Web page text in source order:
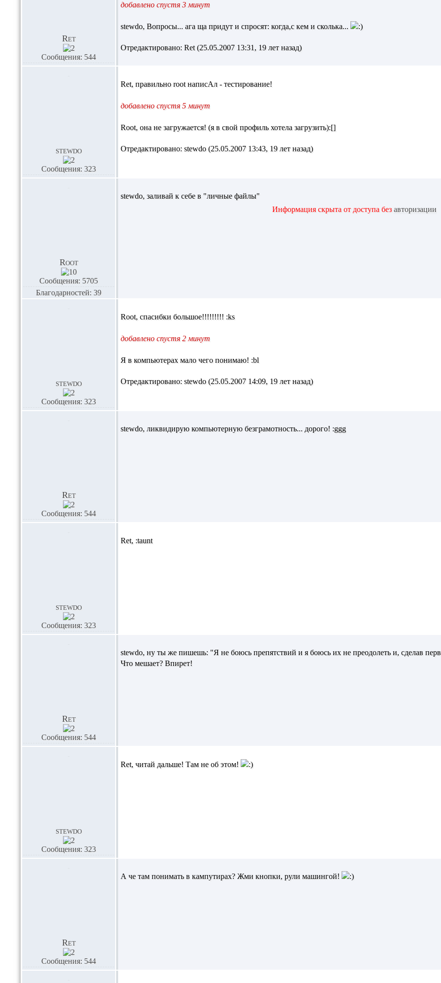
Ret
Сообщения: 544
добавлено спустя 3 минут
stewdo, Вопросы... ага ща придут и спросят: когда,с кем и сколька...
Отредактировано: Ret (25.05.2007 13:31, 19 лет назад)
stewdo
Сообщения: 323
Ret, правильно root написАл - тестирование!
добавлено спустя 5 минут
Root, она не загружается! (я в свой профиль хотела загрузить):[]
Отредактировано: stewdo (25.05.2007 13:43, 19 лет назад)
Root
Сообщения: 5705
Благодарностей: 39
stewdo, заливай к себе в "личные файлы"
Информация скрыта от доступа без авторизации
stewdo
Сообщения: 323
Root, спасибки большое!!!!!!!!! :ks
добавлено спустя 2 минут
Я в компьютерах мало чего понимаю! :bl
Отредактировано: stewdo (25.05.2007 14:09, 19 лет назад)
Ret
Сообщения: 544
stewdo, ликвидирую компьютерную безграмотность... дорого! :ggg
stewdo
Сообщения: 323
Ret, :taunt
Ret
Сообщения: 544
stewdo, ну ты же пишешь: "Я не боюсь препятствий и я боюсь их не преодолеть и, сделав
Что мешает? Впирет!
stewdo
Сообщения: 323
Ret, читай дальше! Там не об этом!
Ret
Сообщения: 544
А че там понимать в кампутирах? Жми кнопки, рули машингой!